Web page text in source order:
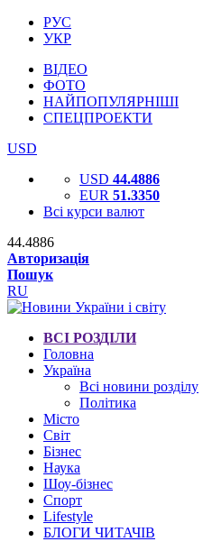
РУС
УКР
ВІДЕО
ФОТО
НАЙПОПУЛЯРНІШІ
СПЕЦПРОЕКТИ
USD
USD 44.4886
EUR 51.3350
Всі курси валют
44.4886
Авторизація
Пошук
RU
ВСІ РОЗДІЛИ
Головна
Україна
Всі новини розділу
Політика
Місто
Світ
Бізнес
Наука
Шоу-бізнес
Спорт
Lifestyle
БЛОГИ ЧИТАЧІВ